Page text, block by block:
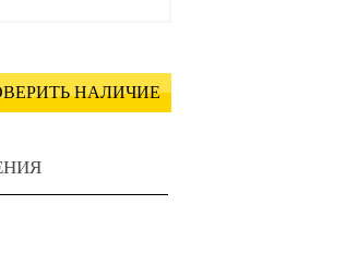
НАЛИЧИЕ